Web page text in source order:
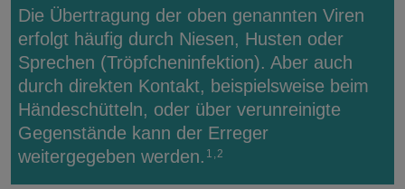
Die Übertragung der oben genannten Viren
erfolgt häufig durch Niesen, Husten oder
Sprechen (Tröpfcheninfektion). Aber auch
durch direkten Kontakt, beispielsweise beim
Händeschütteln, oder über verunreinigte
Gegenstände kann der Erreger
weitergegeben werden. 1,2